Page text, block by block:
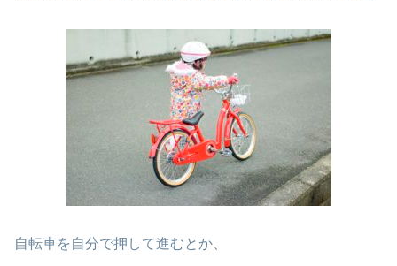
自転車を自分で押して進むとか、